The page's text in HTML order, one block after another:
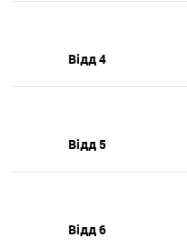
Відд 4
Відд 5
Відд 6